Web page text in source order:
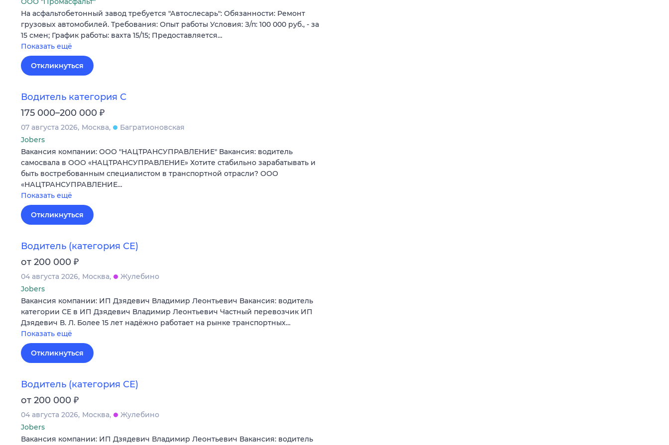
На асфальтобетонный завод требуется "Автослесарь": Обязанности: Ремонт
грузовых автомобилей. Требования: Опыт работы Условия: З/п: 100 000 руб., - за
15 смен; График работы: вахта 15/15; Предоставляется…
Показать ещё
Откликнуться
Водитель категория С
175 000–200 000 ₽
07 августа 2026 Москва
Багратионовская
Jobers
Вакансия компании: ООО "НАЦТРАНСУПРАВЛЕНИЕ" Вакансия: водитель
самосвала в ООО «НАЦТРАНСУПРАВЛЕНИЕ» Хотите стабильно зарабатывать и
быть востребованным специалистом в транспортной отрасли? ООО
«НАЦТРАНСУПРАВЛЕНИЕ…
Показать ещё
Откликнуться
Водитель (категория СЕ)
от 200 000 ₽
04 августа 2026 Москва
Жулебино
Jobers
Вакансия компании: ИП Дзядевич Владимир Леонтьевич Вакансия: водитель
категории СЕ в ИП Дзядевич Владимир Леонтьевич Частный перевозчик ИП
Дзядевич В. Л. Более 15 лет надёжно работает на рынке транспортных…
Показать ещё
Откликнуться
Водитель (категория СЕ)
от 200 000 ₽
04 августа 2026 Москва
Жулебино
Jobers
Вакансия компании: ИП Дзядевич Владимир Леонтьевич Вакансия: водитель